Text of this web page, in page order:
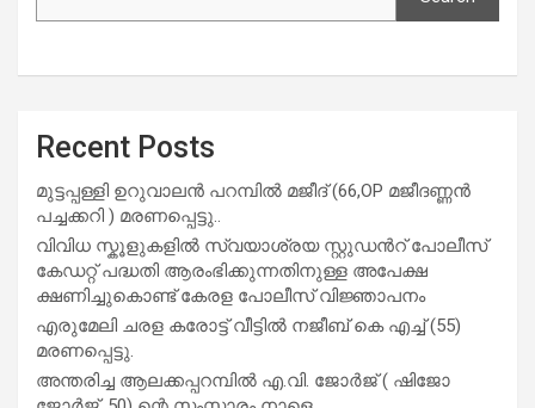
Recent Posts
മുട്ടപ്പള്ളി ഉറുവാലൻ പറമ്പിൽ മജീദ് (66,OP മജീദണ്ണൻ
പച്ചക്കറി ) മരണപ്പെട്ടു..
വിവിധ സ്കൂളുകളില്‍ സ്വയാശ്രയ സ്റ്റുഡന്‍റ് പോലീസ്
കേഡറ്റ് പദ്ധതി ആരംഭിക്കുന്നതിനുള്ള അപേക്ഷ
ക്ഷണിച്ചുകൊണ്ട് കേരള പോലീസ് വിജ്ഞാപനം
എരുമേലി ചരള കരോട്ട് വീട്ടിൽ നജീബ് കെ എച്ച് (55)
മരണപ്പെട്ടു.
അന്തരിച്ച ആ​ല​ക്ക​പ്പ​റമ്പിൽ​ എ.​വി. ജോ​ർ​ജ് ( ഷിജോ